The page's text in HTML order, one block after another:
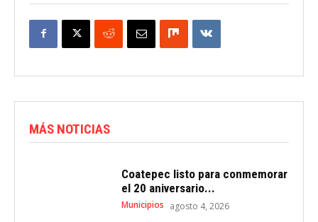
MÁS NOTICIAS
Coatepec listo para conmemorar
el 20 aniversario...
Municipios agosto 4, 2026